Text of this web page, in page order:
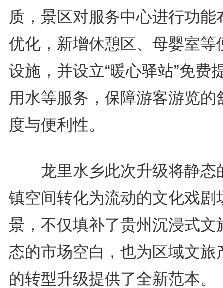
质，景区对服务中心进行功能
优化，新增休憩区、母婴室等
设施，并设立“暖心驿站”免费
用水等服务，保障游客游览的
度与便利性。
龙里水乡此次升级将静态
镇空间转化为流动的文化戏剧
景，不仅填补了贵州沉浸式文
态的市场空白，也为区域文旅
的转型升级提供了全新范本。